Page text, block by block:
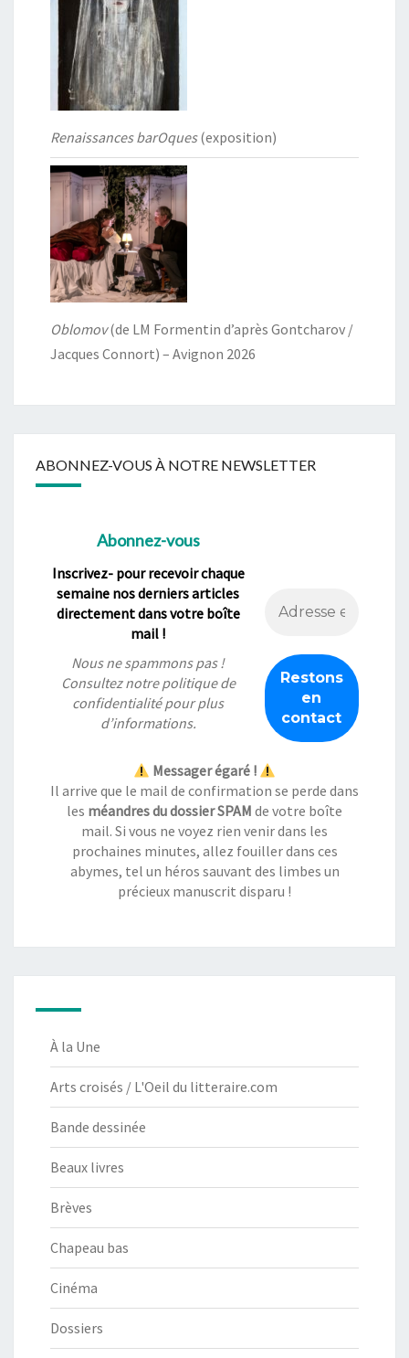
Renaissances barOques(exposition)
Oblomov(de LM Formentin d’après Gontcharov /
Jacques Connort) – Avignon 2026
ABONNEZ-VOUS À NOTRE NEWSLETTER
Abonnez-vous
Inscrivez- pour recevoir chaque
semaine nos derniers articles
directement dans votre boîte
mail !
Nous ne spammons pas !
Consultez notrepolitique de
confidentialitépour plus
d’informations.
Messager égaré !
Il arrive que le mail de confirmation se perde dans
les méandres du dossier SPAM de votre boîte
mail. Si vous ne voyez rien venir dans les
prochaines minutes, allez fouiller dans ces
abymes, tel un héros sauvant des limbes un
précieux manuscrit disparu !
À la Une
Arts croisés / L'Oeil du litteraire.com
Bande dessinée
Beaux livres
Brèves
Chapeau bas
Cinéma
Dossiers